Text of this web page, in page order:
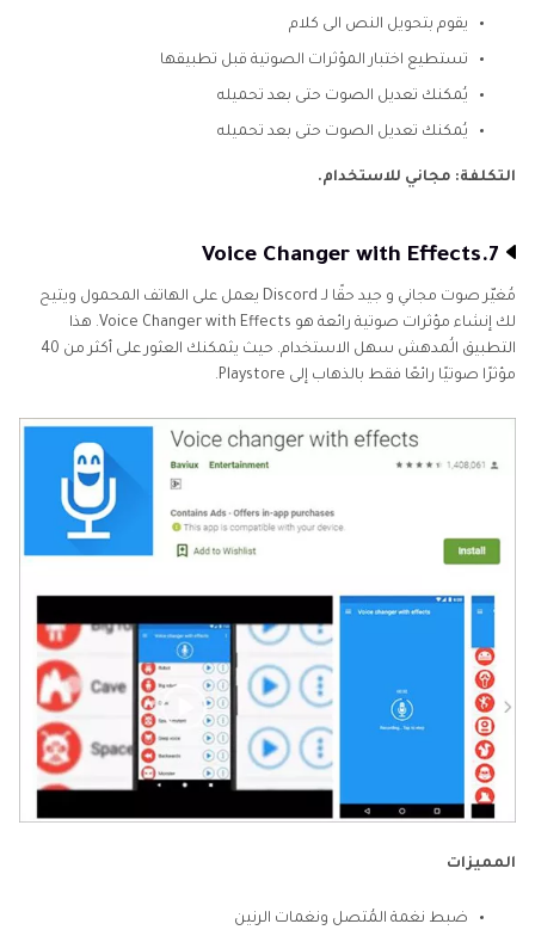
يقوم بتحويل النص الى كلام
تستطيع اختبار المؤثرات الصوتية قبل تطبيقها
يُمكنك تعديل الصوت حتى بعد تحميله
يُمكنك تعديل الصوت حتى بعد تحميله
التكلفة: مجاني للاستخدام.
7.Voice Changer with Effects
مُغيّر صوت مجاني و جيد حقًا لـ Discord يعمل على الهاتف المحمول ويتيح
لك إنشاء مؤثرات صوتية رائعة هو Voice Changer with Effects. هذا
التطبيق الُمدهش سهل الاستخدام. حيث يثمكنك العثور على أكثر من 40
مؤثرًا صوتيًا رائعًا فقط بالذهاب إلى Playstore.
المميزات
ضبط نغمة المُتصل ونغمات الرنين